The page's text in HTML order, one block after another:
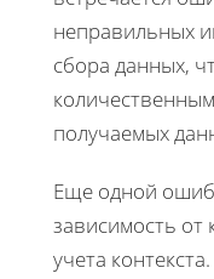
неправильных
сбора данных,
получаемых
Еще одной
зависимость от
учета